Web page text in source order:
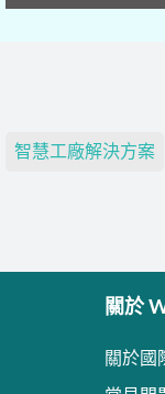
智慧工廠解決方案
關於
關於國